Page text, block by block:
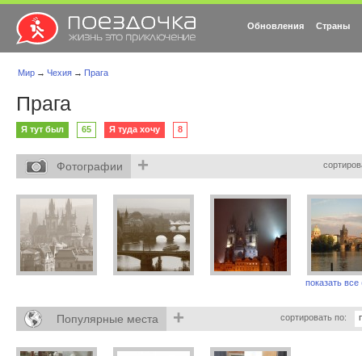
Обновления Страны
Мир → Чехия → Прага
Прага
Я тут был 65 Я туда хочу 8
Фотографии +
показать все
Популярные места + сортировать по: